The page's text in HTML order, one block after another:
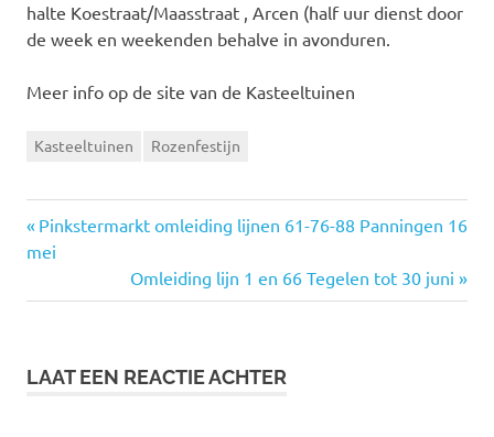
halte Koestraat/Maasstraat , Arcen (half uur dienst door
de week en weekenden behalve in avonduren.
Meer info op de site van de Kasteeltuinen
Kasteeltuinen Rozenfestijn
Bericht
navigatie
Vorige
bericht:
Pinkstermarkt omleiding lijnen 61-76-88 Panningen 16
mei
Volgende
bericht:
Omleiding lijn 1 en 66 Tegelen tot 30 juni
LAAT EEN REACTIE ACHTER